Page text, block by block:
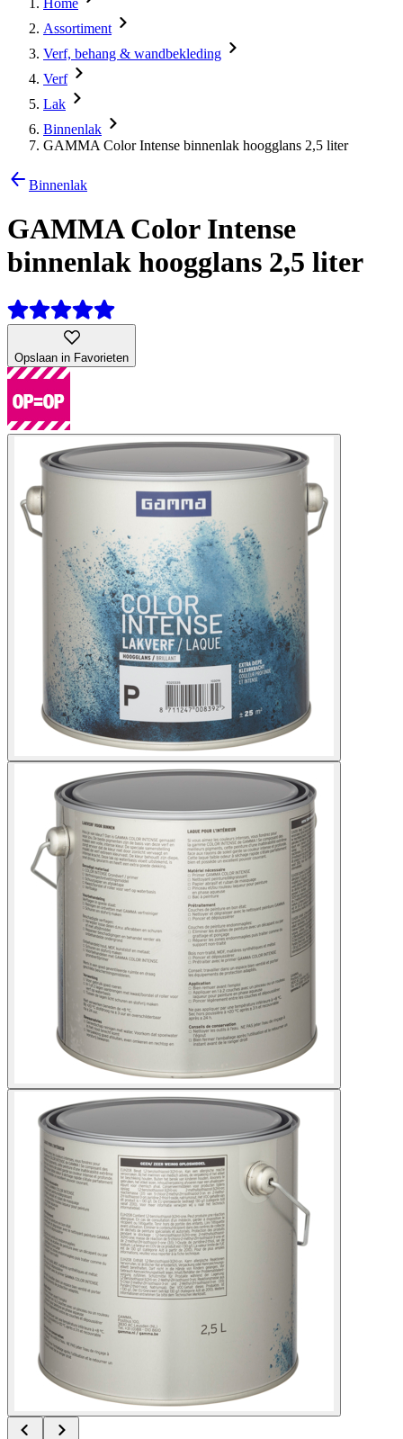
Home
Assortiment
Verf, behang & wandbekleding
Verf
Lak
Binnenlak
GAMMA Color Intense binnenlak hoogglans 2,5 liter
Binnenlak
GAMMA Color Intense
binnenlak hoogglans 2,5 liter
Opslaan in Favorieten